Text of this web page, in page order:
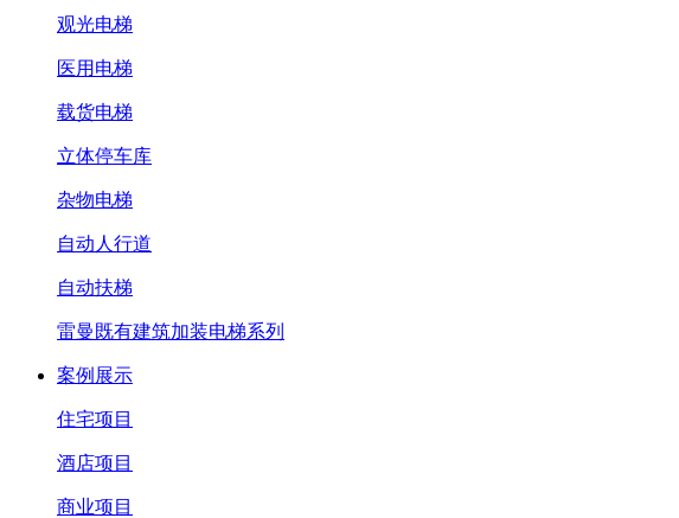
观光电梯
医用电梯
载货电梯
立体停车库
杂物电梯
自动人行道
自动扶梯
雷曼既有建筑加装电梯系列
案例展示
住宅项目
酒店项目
商业项目